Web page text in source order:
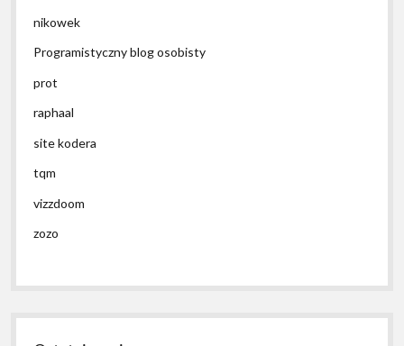
nikowek
Programistyczny blog osobisty
prot
raphaal
site kodera
tqm
vizzdoom
zozo